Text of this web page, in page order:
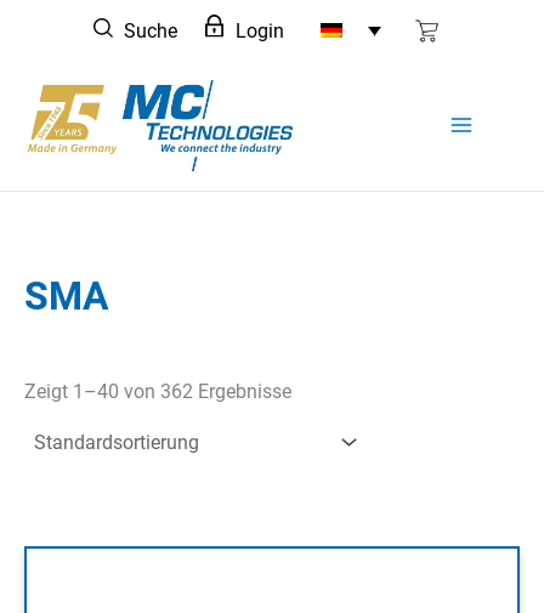
springen
Suche Login
SMA
Zeigt 1–40 von 362 Ergebnisse